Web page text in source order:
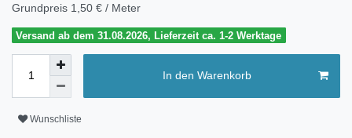
Grundpreis 1,50 € / Meter
Versand ab dem 31.08.2026, Lieferzeit ca. 1-2 Werktage
In den Warenkorb
Wunschliste